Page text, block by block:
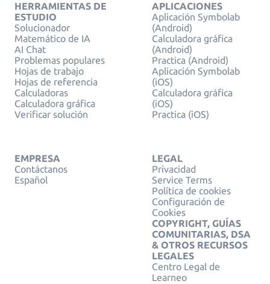
HERRAMIENTAS DE
ESTUDIO
Solucionador
Matemático de IA
AI Chat
Problemas populares
Hojas de trabajo
Hojas de referencia
Calculadoras
Calculadora gráfica
Verificar solución
APLICACIONES
Aplicación Symbolab
(Android)
Calculadora gráfica
(Android)
Practica (Android)
Aplicación Symbolab
(iOS)
Calculadora gráfica
(iOS)
Practica (iOS)
EMPRESA
Contáctanos
Español
LEGAL
Privacidad
Service Terms
Política de cookies
Configuración de
Cookies
COPYRIGHT, GUÍAS
COMUNITARIAS, DSA
& OTROS RECURSOS
LEGALES
Centro Legal de
Learneo